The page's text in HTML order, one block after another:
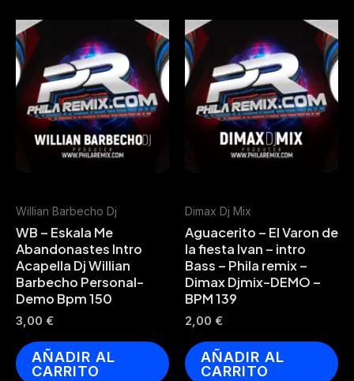
Willian Barbecho Dj
WB – Eskala Me
Abandonastes Intro
Acapella Dj Willian
Barbecho Personal-
Demo Bpm 150
3,00 €
AÑADIR AL
CARRITO
Dimax Dj Mix
Aguacerito – El Varon de
la fiesta Ivan – intro
Bass – Phila remix –
Dimax Djmix-DEMO –
BPM 139
2,00 €
AÑADIR AL
CARRITO